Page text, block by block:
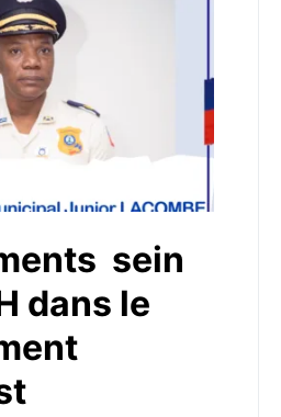
sein
dans le